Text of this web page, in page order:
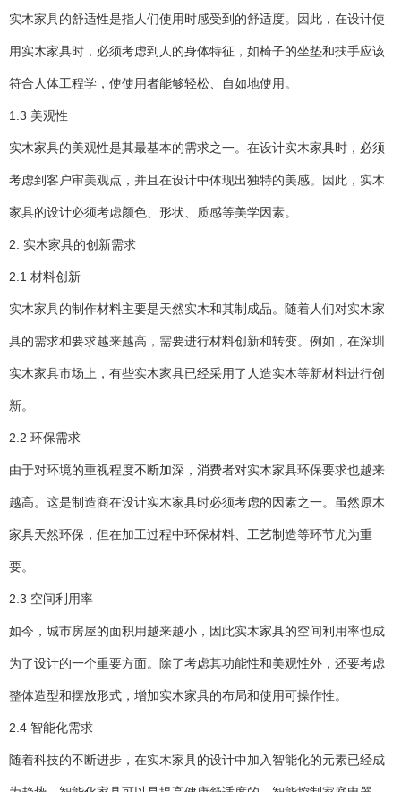
实木家具的舒适性是指人们使用时感受到的舒适度。因此，在设计使
用实木家具时，必须考虑到人的身体特征，如椅子的坐垫和扶手应该
符合人体工程学，使使用者能够轻松、自如地使用。
1.3 美观性
实木家具的美观性是其最基本的需求之一。在设计实木家具时，必须
考虑到客户审美观点，并且在设计中体现出独特的美感。因此，实木
家具的设计必须考虑颜色、形状、质感等美学因素。
2. 实木家具的创新需求
2.1 材料创新
实木家具的制作材料主要是天然实木和其制成品。随着人们对实木家
具的需求和要求越来越高，需要进行材料创新和转变。例如，在深圳
实木家具市场上，有些实木家具已经采用了人造实木等新材料进行创
新。
2.2 环保需求
由于对环境的重视程度不断加深，消费者对实木家具环保要求也越来
越高。这是制造商在设计实木家具时必须考虑的因素之一。虽然原木
家具天然环保，但在加工过程中环保材料、工艺制造等环节尤为重
要。
2.3 空间利用率
如今，城市房屋的面积用越来越小，因此实木家具的空间利用率也成
为了设计的一个重要方面。除了考虑其功能性和美观性外，还要考虑
整体造型和摆放形式，增加实木家具的布局和使用可操作性。
2.4 智能化需求
随着科技的不断进步，在实木家具的设计中加入智能化的元素已经成